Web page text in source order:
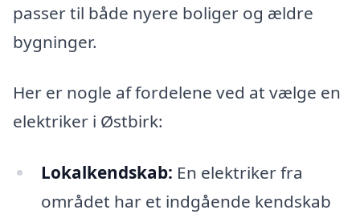
passer til både nyere boliger og ældre
bygninger.
Her er nogle af fordelene ved at vælge en
elektriker i Østbirk:
Lokalkendskab: En elektriker fra
området har et indgående kendskab